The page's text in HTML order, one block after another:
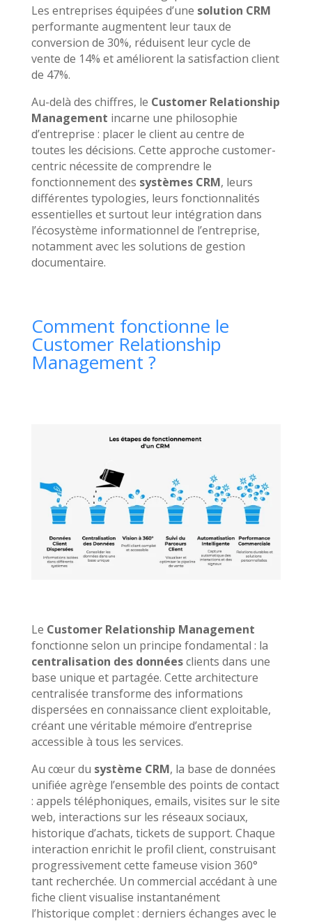
Les entreprises équipées d’une solution CRM
performante augmentent leur taux de
conversion de 30%, réduisent leur cycle de
vente de 14% et améliorent la satisfaction client
de 47%.
Au-delà des chiffres, le Customer Relationship
Management incarne une philosophie
d’entreprise : placer le client au centre de
toutes les décisions. Cette approche customer-
centric nécessite de comprendre le
fonctionnement des systèmes CRM, leurs
différentes typologies, leurs fonctionnalités
essentielles et surtout leur intégration dans
l’écosystème informationnel de l’entreprise,
notamment avec les solutions de gestion
documentaire.
Comment fonctionne le
Customer Relationship
Management ?
Le Customer Relationship Management
fonctionne selon un principe fondamental : la
centralisation des donnéesclients dans une
base unique et partagée. Cette architecture
centralisée transforme des informations
dispersées en connaissance client exploitable,
créant une véritable mémoire d’entreprise
accessible à tous les services.
Au cœur du système CRM, la base de données
unifiée agrège l’ensemble des points de contact
: appels téléphoniques, emails, visites sur le site
web, interactions sur les réseaux sociaux,
historique d’achats, tickets de support. Chaque
interaction enrichit le profil client, construisant
progressivement cette fameuse vision 360°
tant recherchée. Un commercial accédant à une
fiche client visualise instantanément
l’historique complet : derniers échanges avec le